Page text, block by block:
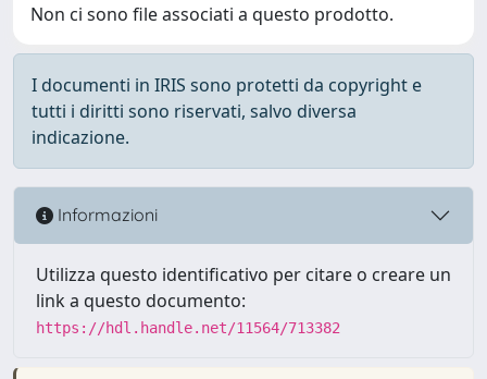
Non ci sono file associati a questo prodotto.
I documenti in IRIS sono protetti da copyright e
tutti i diritti sono riservati, salvo diversa
indicazione.
Informazioni
Utilizza questo identificativo per citare o creare un
link a questo documento:
https://hdl.handle.net/11564/713382